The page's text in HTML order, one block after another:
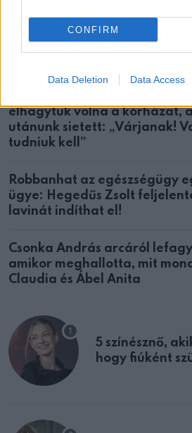
CONFIRM
Data Deletion Data Access
megmutathatja, milyen nagy
az életedben
A lányom két év
elhagytuk volna a kórházat,
utánunk sietett: „Várjanak!
tudniuk kell”
Robbanhat az egészségügy
ügye: Hegedűs Zsolt
lavinát indíthat el!
Csonka András arcáról
amikor meghallotta, mit
Claudia és Ábel Anita
5 színésznő,
hogy fiúként